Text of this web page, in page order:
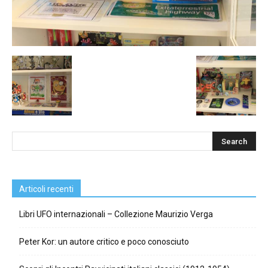
Articoli recenti
Libri UFO internazionali – Collezione Maurizio Verga
Peter Kor: un autore critico e poco conosciuto